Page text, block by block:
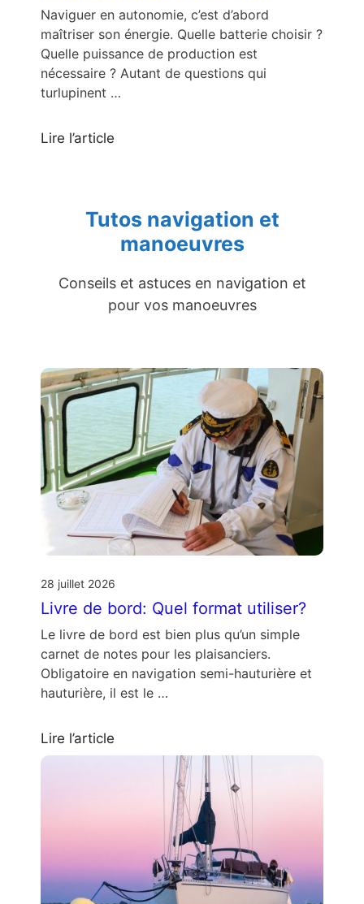
Naviguer en autonomie, c’est d’abord
maîtriser son énergie. Quelle batterie choisir ?
Quelle puissance de production est
nécessaire ? Autant de questions qui
turlupinent …
Lire l’article
Tutos navigation et
manoeuvres
Conseils et astuces en navigation et
pour vos manoeuvres
28 juillet 2026
Livre de bord: Quel format utiliser?
Le livre de bord est bien plus qu’un simple
carnet de notes pour les plaisanciers.
Obligatoire en navigation semi-hauturière et
hauturière, il est le …
Lire l’article